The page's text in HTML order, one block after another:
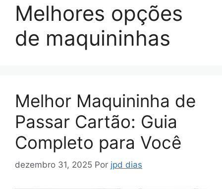
Melhores opções
de maquininhas
Melhor Maquininha de
Passar Cartão: Guia
Completo para Você
dezembro 31, 2025 Por jpd dias